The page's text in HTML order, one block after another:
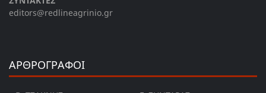
editors@redlineagrinio.gr
ΑΡΘΡΟΓΡΑΦΟΙ